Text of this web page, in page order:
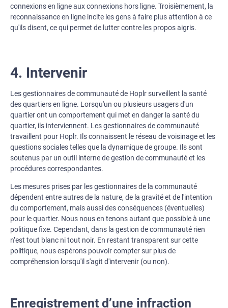
connexions en ligne aux connexions hors ligne. Troisièmement, la
reconnaissance en ligne incite les gens à faire plus attention à ce
qu'ils disent, ce qui permet de lutter contre les propos aigris.
4. Intervenir
Les gestionnaires de communauté de Hoplr surveillent la santé
des quartiers en ligne. Lorsqu'un ou plusieurs usagers d'un
quartier ont un comportement qui met en danger la santé du
quartier, ils interviennent. Les gestionnaires de communauté
travaillent pour Hoplr. Ils connaissent le réseau de voisinage et les
questions sociales telles que la dynamique de groupe. Ils sont
soutenus par un outil interne de gestion de communauté et les
procédures correspondantes.
Les mesures prises par les gestionnaires de la communauté
dépendent entre autres de la nature, de la gravité et de l'intention
du comportement, mais aussi des conséquences (éventuelles)
pour le quartier. Nous nous en tenons autant que possible à une
politique fixe. Cependant, dans la gestion de communauté rien
n’est tout blanc ni tout noir. En restant transparent sur cette
politique, nous espérons pouvoir compter sur plus de
compréhension lorsqu'il s'agit d'intervenir (ou non).
Enregistrement d’une infraction